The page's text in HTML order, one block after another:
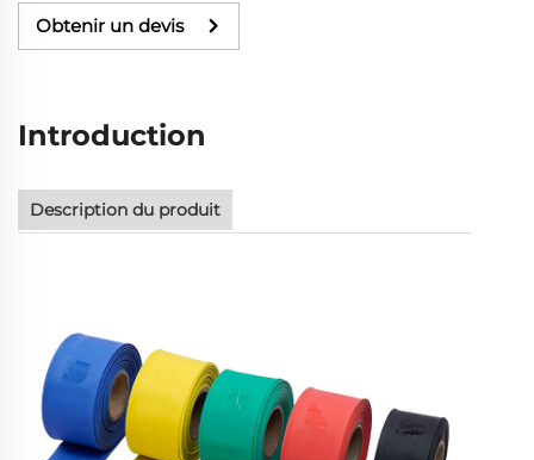
Obtenir un devis
Introduction
Description du produit